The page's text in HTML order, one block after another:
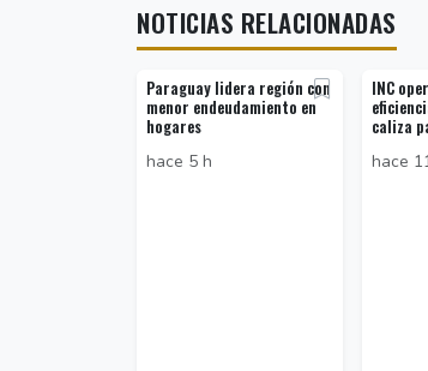
NOTICIAS RELACIONADAS
Paraguay lidera región con
menor endeudamiento en
hogares
hace 5 h
INC
caliza
hace